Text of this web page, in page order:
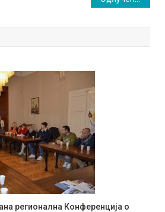
регионална Конференција о